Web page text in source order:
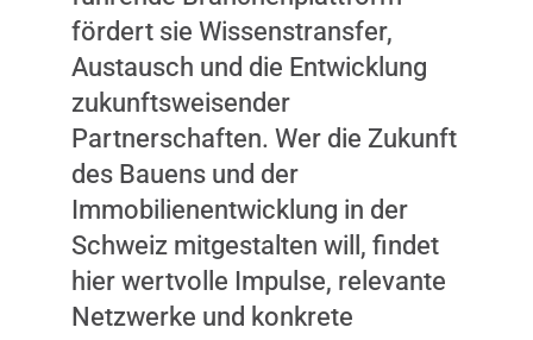
fördert sie Wissenstransfer,
Austausch und die Entwicklung
zukunftsweisender
Partnerschaften. Wer die Zukunft
des Bauens und der
Immobilienentwicklung in der
Schweiz mitgestalten will, findet
hier wertvolle Impulse, relevante
Netzwerke und konkrete